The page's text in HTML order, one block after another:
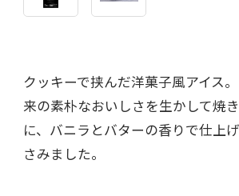
クッキーで挟んだ洋菓子風アイス
来の素朴なおいしさを生かして焼
に、バニラとバターの香りで仕上
さみました。